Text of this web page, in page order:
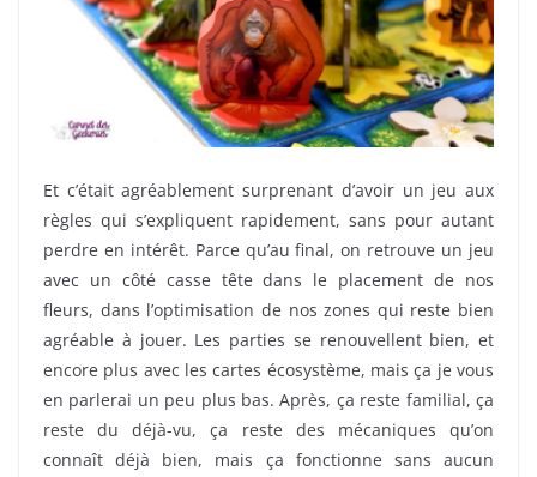
Et c’était agréablement surprenant d’avoir un jeu aux
règles qui s’expliquent rapidement, sans pour autant
perdre en intérêt. Parce qu’au final, on retrouve un jeu
avec un côté casse tête dans le placement de nos
fleurs, dans l’optimisation de nos zones qui reste bien
agréable à jouer. Les parties se renouvellent bien, et
encore plus avec les cartes écosystème, mais ça je vous
en parlerai un peu plus bas. Après, ça reste familial, ça
reste du déjà-vu, ça reste des mécaniques qu’on
connaît déjà bien, mais ça fonctionne sans aucun